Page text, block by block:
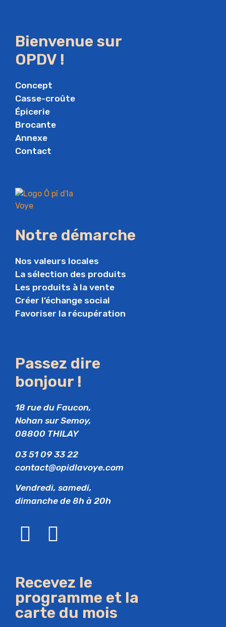
Bienvenue sur
OPDV !
Concept
Casse-croûte
Épicerie
Brocante
Annexe
Contact
Notre démarche
Nos valeurs locales
La sélection des produits
Les produits à la vente
Créer l’échange social
Favoriser la récupération
Passez dire
bonjour !
18 rue du Faucon,
Nohan sur Semoy,
08800 THILAY
03 51 09 33 22
contact@opidlavoye.com
Vendredi, samedi,
dimanche de 8h à 20h
Recevez le
programme et la
carte du mois